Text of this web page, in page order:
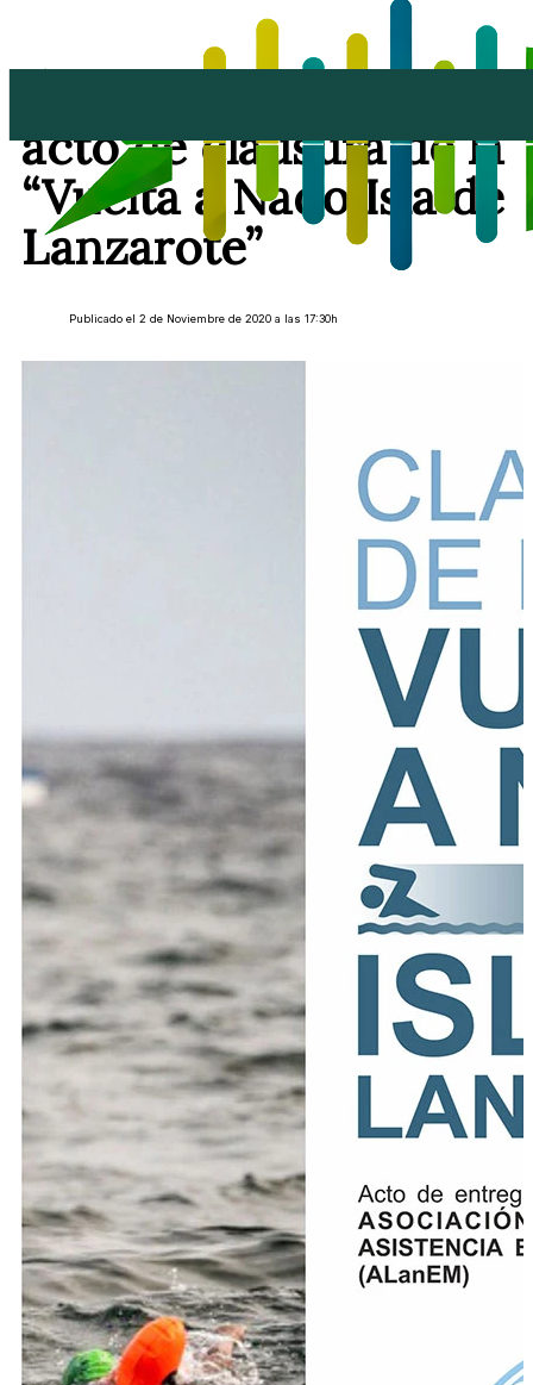
acto de clausura de la
“Vuelta a Nado Isla de
Lanzarote”
Publicado el 2 de Noviembre de 2020 a las 17:30h